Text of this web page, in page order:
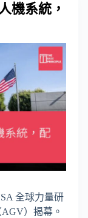
機系統，
全球力量研
）揭幕。